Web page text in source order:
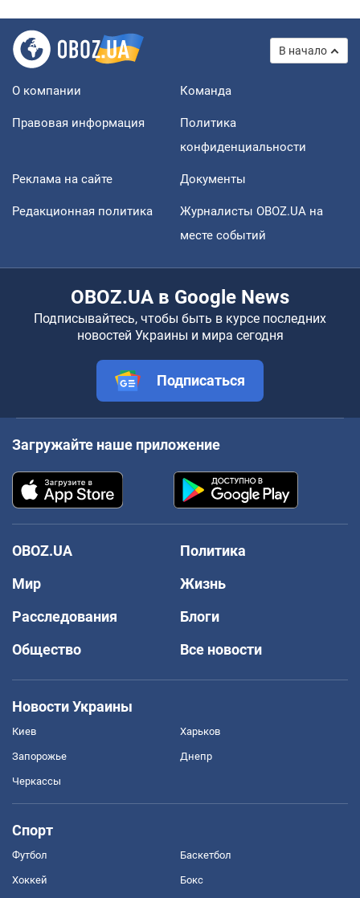
В начало
О компании Команда
Правовая информация
Политика
конфиденциальности
Реклама на сайте Документы
Редакционная политика
Журналисты OBOZ.UA на
месте событий
OBOZ.UA в Google News
Подписывайтесь, чтобы быть в курсе последних
новостей Украины и мира сегодня
Подписаться
Загружайте наше приложение
OBOZ.UA
Политика
Мир
Жизнь
Расследования
Блоги
Общество
Все новости
Новости Украины
Киев Харьков
Запорожье Днепр
Черкассы
Спорт
Футбол Баскетбол
Хоккей Бокс